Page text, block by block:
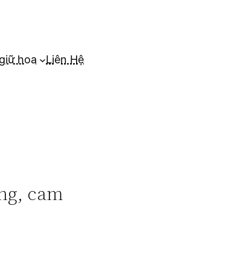
hoa Liên Hệ
cam